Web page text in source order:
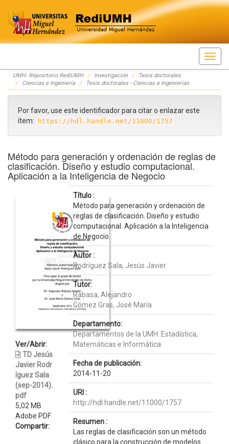
Skip
navigation
UMH: Repositorio RediUMH Investigación
Tesis doctorales
Ciencias e Ingeniería
Tesis doctorales - Ciencias e Ingenierías
Por favor, use este identificador para citar o enlazar este
ítem:
https://hdl.handle.net/11000/1757
Método para generación y ordenación de reglas de
clasificación. Diseño y estudio computacional.
Aplicación a la Inteligencia de Negocio
Ver/Abrir:
TD Jesús
Javier Rodr
íguez Sala
(sep-2014).
pdf
5,02 MB
Adobe PDF
Compartir:
Título :
Método para generación y ordenación de
reglas de clasificación. Diseño y estudio
computacional. Aplicación a la Inteligencia
de Negocio
Autor :
Rodríguez Sala, Jesús Javier
Tutor:
Rabasa, Alejandro
Gómez Gras, José María
Departamento:
Departamentos de la UMH::Estadística,
Matemáticas e Informática
Fecha de publicación:
2014-11-20
URI :
http://hdl.handle.net/11000/1757
Resumen :
Las reglas de clasificación son un método
clásico para la construcción de modelos